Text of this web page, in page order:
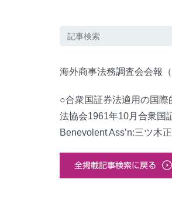
海外商事法務調査会会報
○合衆国証券法適用の国
法協会1961年10月合衆国
Benevolent Ass’n:三ツ木
全掲載記事検索に戻る